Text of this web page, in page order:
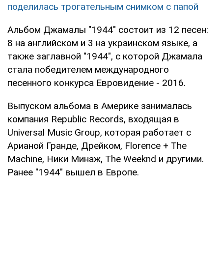
поделилась трогательным снимком с папой
Альбом Джамалы "1944" состоит из 12 песен:
8 на английском и 3 на украинском языке, а
также заглавной "1944", с которой Джамала
стала победителем международного
песенного конкурса Евровидение - 2016.
Выпуском альбома в Америке занималась
компания Republic Records, входящая в
Universal Music Group, которая работает с
Арианой Гранде, Дрейком, Florence + The
Machine, Ники Минаж, The Weeknd и другими.
Ранее "1944" вышел в Европе.